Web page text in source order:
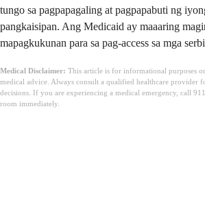
tungo sa pagpapagaling at pagpapabuti ng
pangkaisipan. Ang Medicaid ay maaaring
mapagkukunan para sa pag-access sa mga
Medical Disclaimer: This article is for informational purposes
medical advice. Always consult a qualified healthcare provider
decisions. If you are experiencing a medical emergency, call
room immediately.